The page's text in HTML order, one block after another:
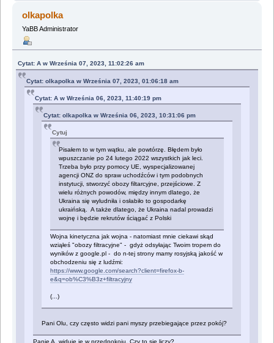
olkapolka
YaBB Administrator
Cytat: A w Września 07, 2023, 11:02:26 am
Cytat: olkapolka w Września 07, 2023, 01:06:18 am
Cytat: A w Września 06, 2023, 11:40:19 pm
Cytat: olkapolka w Września 06, 2023, 10:31:06 pm
Cytuj
Pisałem to w tym wątku, ale powtórzę. Błędem było
wpuszczanie po 24 lutego 2022 wszystkich jak leci.
Trzeba było przy pomocy UE, wyspecjalizowanej
agencji ONZ do spraw uchodźców i tym podobnych
instytucji, stworzyć obozy filtarcyjne, przejściowe. Z
wielu różnych powodów, między innym dlatego, że
Ukraina się wyludniła i osłabiło to gospodarkę
ukraińską. A także dlatego, że Ukraina nadal prowadzi
wojnę i będzie rekrutów ściągać z Polski
Wojna kinetyczna jak wojna - natomiast mnie ciekawi skąd
wziąłeś "obozy filtracyjne" - gdyż odsyłając Twoim tropem do
wyników z google.pl - do n-tej strony mamy rosyjską jakość w
obchodzeniu się z ludźmi:
https://www.google.com/search?client=firefox-b-
e&q=ob%C3%B3z+filtracyjny
(...)
Pani Olu, czy często widzi pani myszy przebiegające przez pokój?
Panie A, widuję je w przedpokoju. Czy to się liczy?